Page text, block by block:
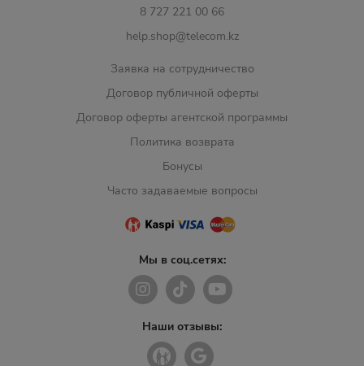
8 727 221 00 66
help.shop@telecom.kz
Заявка на сотрудничество
Договор публичной оферты
Договор оферты агентской программы
Политика возврата
Бонусы
Часто задаваемые вопросы
Мы в соц.сетях:
Наши отзывы: